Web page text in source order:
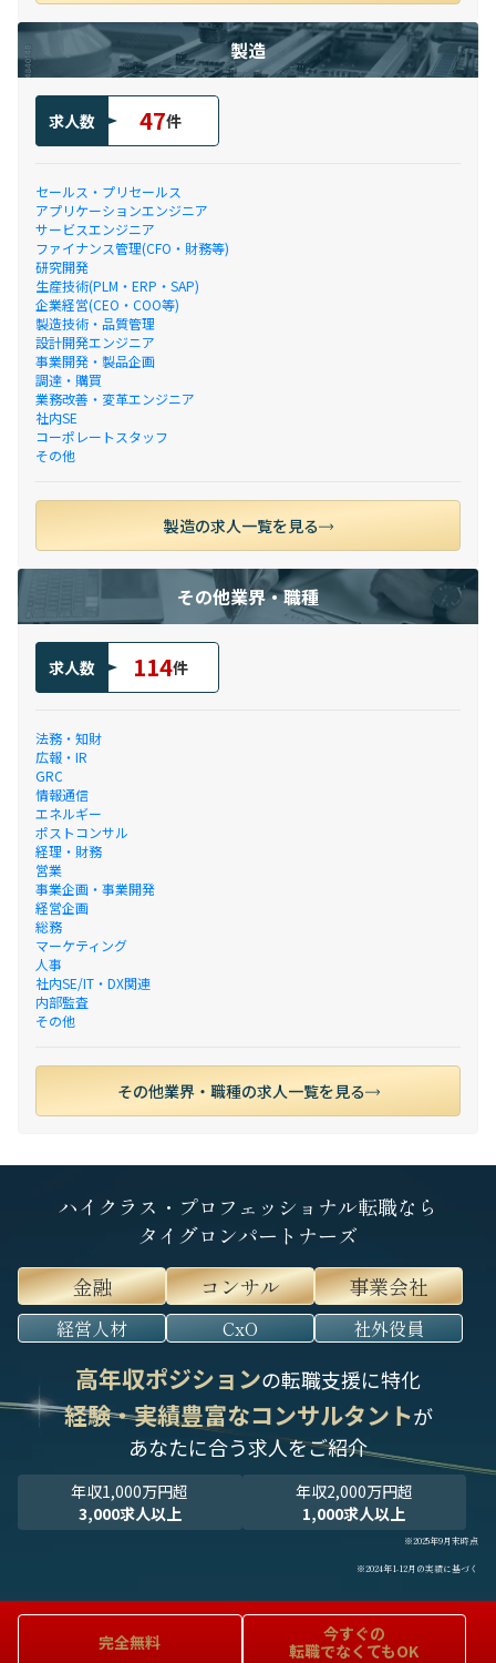
製造
求人数 47件
セールス・プリセールス
アプリケーションエンジニア
サービスエンジニア
ファイナンス管理(CFO・財務等)
研究開発
生産技術(PLM・ERP・SAP)
企業経営(CEO・COO等)
製造技術・品質管理
設計開発エンジニア
事業開発・製品企画
調達・購買
業務改善・変革エンジニア
社内SE
コーポレートスタッフ
その他
製造の求人一覧を見る
その他業界・職種
求人数 114件
法務・知財
広報・IR
GRC
情報通信
エネルギー
ポストコンサル
経理・財務
営業
事業企画・事業開発
経営企画
総務
マーケティング
人事
社内SE/IT・DX関連
内部監査
その他
その他業界・職種の求人一覧を見る
ハイクラス・プロフェッショナル転職なら
タイグロンパートナーズ
金融
コンサル 事業会社
経営人材 CxO 社外役員
高年収ポジションの転職支援に特化
経験・実績豊富なコンサルタントが
あなたに合う求人をご紹介
年収1,000万円超
3,000求人以上
年収2,000万円超
1,000求人以上
※2025年9月末時点
※2024年1-12月の実績に基づく
完全無料
今すぐの
転職でなくてもOK